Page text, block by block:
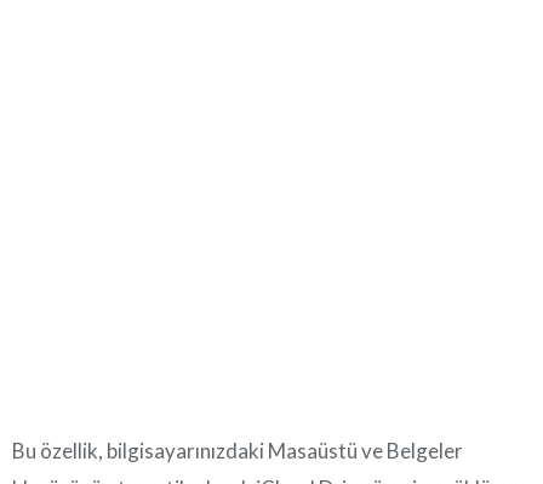
Bu özellik, bilgisayarınızdaki Masaüstü ve Belgeler